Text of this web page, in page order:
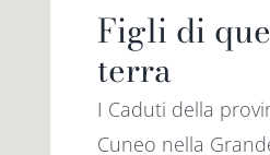
i traghettiFigli di
terra
I Caduti della
Cuneo nella